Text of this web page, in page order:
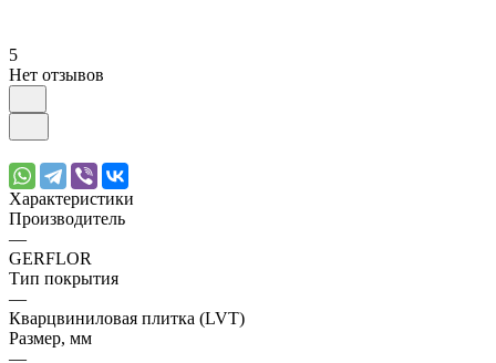
5
Нет отзывов
Характеристики
Производитель
—
GERFLOR
Тип покрытия
—
Кварцвиниловая плитка (LVT)
Размер, мм
—